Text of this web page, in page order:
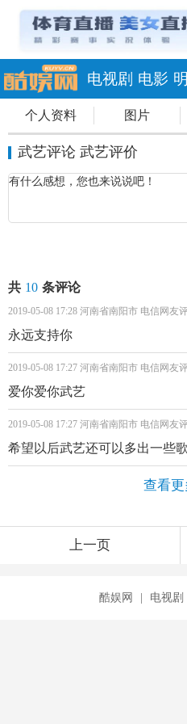
电视剧 电影
个人资料 图片
武艺评论 武艺评价
共 10 条评论
2019-05-08 17:28 河南省南阳市 电信网友
永远支持你
2019-05-08 17:27 河南省南阳市 电信网友
爱你爱你武艺
2019-05-08 17:27 河南省南阳市 电信网友
希望以后武艺还可以多出一些
查看更
上一页
酷娱网 | 电视剧